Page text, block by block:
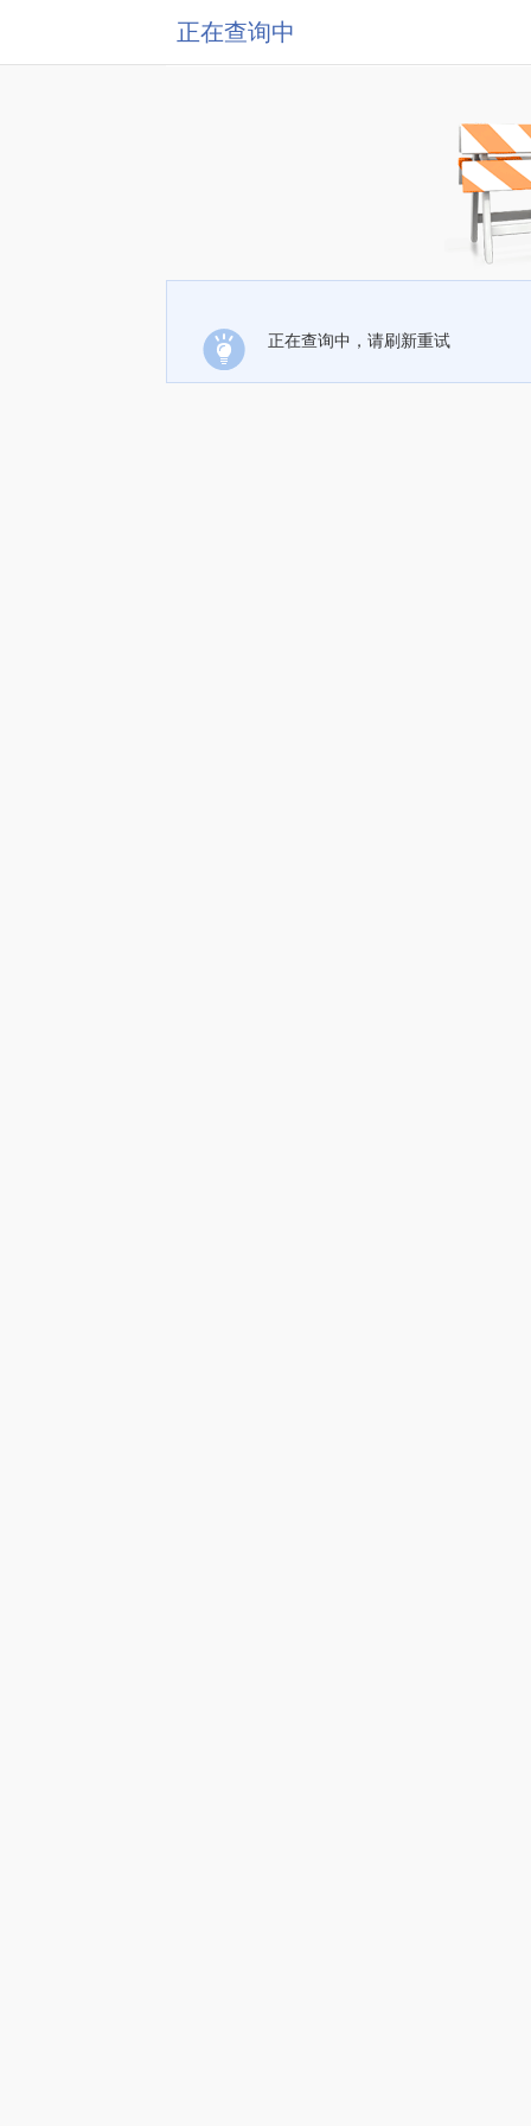
正在查询中
正在查询中，请刷新重试